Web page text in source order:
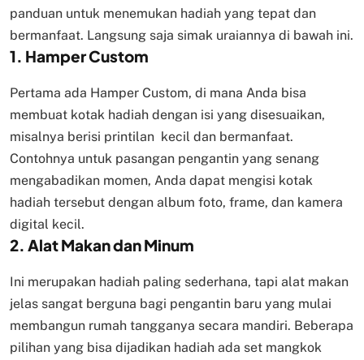
panduan untuk menemukan hadiah yang tepat dan
bermanfaat. Langsung saja simak uraiannya di bawah ini.
1. Hamper Custom
Pertama ada Hamper Custom, di mana Anda bisa
membuat kotak hadiah dengan isi yang disesuaikan,
misalnya berisi printilan kecil dan bermanfaat.
Contohnya untuk pasangan pengantin yang senang
mengabadikan momen, Anda dapat mengisi kotak
hadiah tersebut dengan album foto, frame, dan kamera
digital kecil.
2. Alat Makan dan Minum
Ini merupakan hadiah paling sederhana, tapi alat makan
jelas sangat berguna bagi pengantin baru yang mulai
membangun rumah tangganya secara mandiri. Beberapa
pilihan yang bisa dijadikan hadiah ada set mangkok